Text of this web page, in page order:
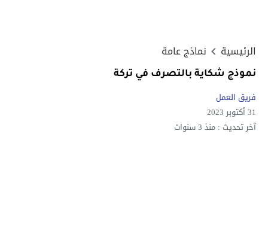
الرئيسية نماذج عامة
نموذج شكاية بالتصرف في تركة
فريق العمل
31 أكتوبر 2023
آخر تحديث : منذ 3 سنوات